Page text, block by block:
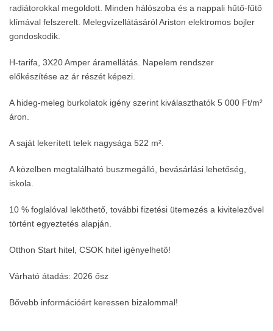
radiátorokkal megoldott. Minden hálószoba és a nappali hűtő-fűtő
klímával felszerelt. Melegvízellátásáról Ariston elektromos bojler
gondoskodik.
H-tarifa, 3X20 Amper áramellátás. Napelem rendszer
előkészítése az ár részét képezi.
A hideg-meleg burkolatok igény szerint kiválaszthatók 5 000 Ft/m²
áron.
A saját lekerített telek nagysága 522 m².
A közelben megtalálható buszmegálló, bevásárlási lehetőség,
iskola.
10 % foglalóval leköthető, további fizetési ütemezés a kivitelezővel
történt egyeztetés alapján.
Otthon Start hitel, CSOK hitel igényelhető!
Várható átadás: 2026 ősz
Bővebb információért keressen bizalommal!